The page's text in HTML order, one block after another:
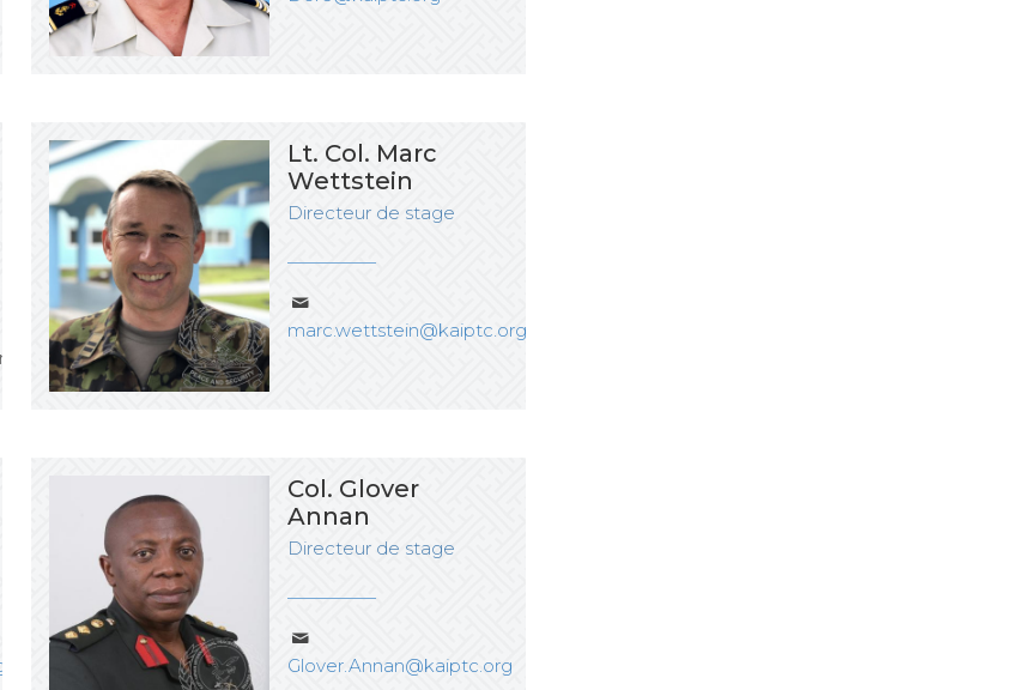
Lt. Col. Marc
Wettstein
Directeur de stage
marc.wettstein@kaiptc.org
Col. Glover
Annan
Directeur de stage
Glover.Annan@kaiptc.org